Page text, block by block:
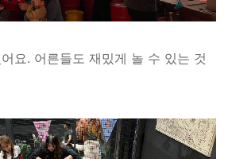
요. 어른들도 재밌게 놀 수 있는 것